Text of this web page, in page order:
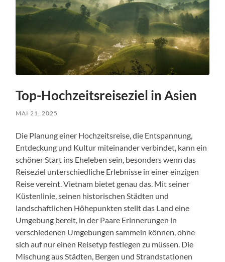
Top-Hochzeitsreiseziel in Asien
MAI 21, 2025
Die Planung einer Hochzeitsreise, die Entspannung,
Entdeckung und Kultur miteinander verbindet, kann ein
schöner Start ins Eheleben sein, besonders wenn das
Reiseziel unterschiedliche Erlebnisse in einer einzigen
Reise vereint. Vietnam bietet genau das. Mit seiner
Küstenlinie, seinen historischen Städten und
landschaftlichen Höhepunkten stellt das Land eine
Umgebung bereit, in der Paare Erinnerungen in
verschiedenen Umgebungen sammeln können, ohne
sich auf nur einen Reisetyp festlegen zu müssen. Die
Mischung aus Städten, Bergen und Strandstationen